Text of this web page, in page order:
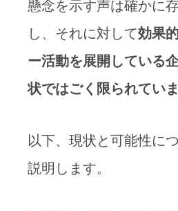
懸念を示す声は確かに
し、それに対して効果
ー活動を展開している
状ではごく限られていま
以下、現状と可能性に
説明します。